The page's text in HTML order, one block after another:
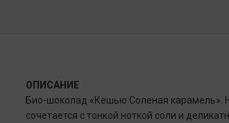
ОПИСАНИЕ
Био-шоколад «Кешью Соленая карамель».
сочетается с тонкой ноткой соли и